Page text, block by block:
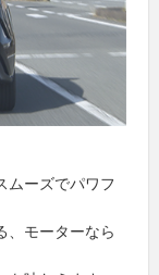
ムーズでパワフ
モーターなら